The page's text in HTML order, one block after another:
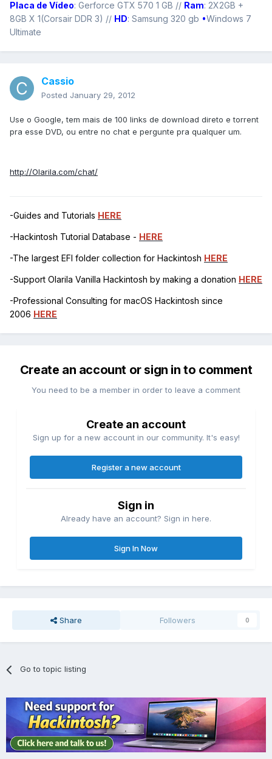
Placa de Vídeo: Gerforce GTX 570 1 GB // Ram: 2X2GB +
8GB X 1(Corsair DDR 3) // HD: Samsung 320 gb •Windows 7
Ultimate
Cassio
Posted January 29, 2012
Use o Google, tem mais de 100 links de download direto e torrent
pra esse DVD, ou entre no chat e pergunte pra qualquer um.
http://Olarila.com/chat/
-Guides and Tutorials HERE
-Hackintosh Tutorial Database - HERE
-The largest EFI folder collection for Hackintosh HERE
-Support Olarila Vanilla Hackintosh by making a donation HERE
-Professional Consulting for macOS Hackintosh since
2006 HERE
Create an account or sign in to comment
You need to be a member in order to leave a comment
Create an account
Sign up for a new account in our community. It's easy!
Register a new account
Sign in
Already have an account? Sign in here.
Sign In Now
Share Followers 0
Go to topic listing